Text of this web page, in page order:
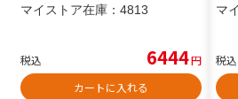
マイストア在庫： 4813
税込 6444円
カートに入れる
マ
税込